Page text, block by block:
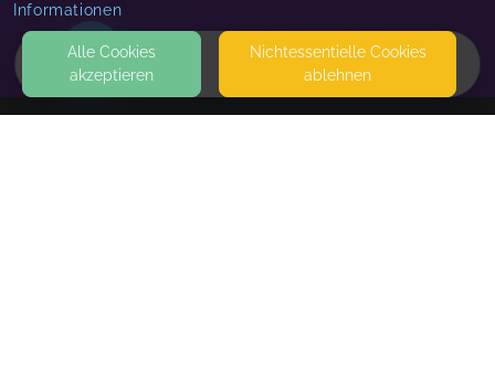
HOME
Informationen
Alle Cookies
akzeptieren
Nicht­essentielle Cookies
ablehnen